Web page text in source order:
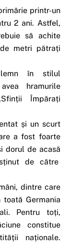
printr-un
2 ani. Astfel,
să achite
metri pătrați
în stilul
hramurile
Împărați
și un scurt
a fost foarte
dorul de acasă
de către
dintre care
Germania
Pentru toți,
constitue
naționale.